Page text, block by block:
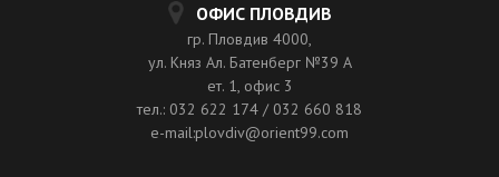
ОФИС ПЛОВДИВ
гр. Пловдив 4000,
ул. Княз Ал. Батенберг №39 A
ет. 1, офис 3
тел.: 032 622 174 / 032 660 818
e-mail:plovdiv@orient99.com